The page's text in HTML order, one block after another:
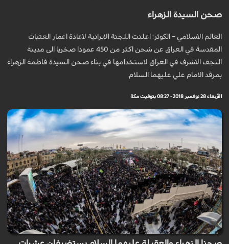
صحن السيدة الزهراء
العالم الاسلامي – الكوثر: اعلنت اللجنة الايرانية لاعادة اعمار العتبات
المقدسة في العراق عن شحن اكثر من 450 عمودا صخريا الى مدينة
النجف الاشرف في العراق لاستخدامها في بناء صحن السيدة فاطمة الزهراء
بمرقد الامام علي عليهما السلام.
الأربعاء 28 نوفمبر 2018 - 08:27 بتوقيت مكة